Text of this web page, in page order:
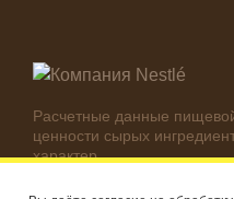
Расчетные данные
ценности сырых
характер.
используемых